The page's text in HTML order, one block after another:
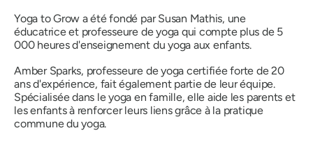
Yoga to Grow a été fondé par Susan Mathis, une
éducatrice et professeure de yoga qui compte plus de 5
000 heures d'enseignement du yoga aux enfants.
Amber Sparks, professeure de yoga certifiée forte de 20
ans d'expérience, fait également partie de leur équipe.
Spécialisée dans le yoga en famille, elle aide les parents et
les enfants à renforcer leurs liens grâce à la pratique
commune du yoga.